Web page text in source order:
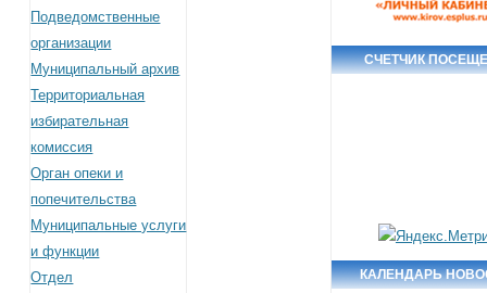
Подведомственные
организации
Муниципальный архив
Территориальная
избирательная
комиссия
Орган опеки и
попечительства
Муниципальные услуги
и функции
Отдел
СЧЕТЧИК
КАЛЕНДАРЬ